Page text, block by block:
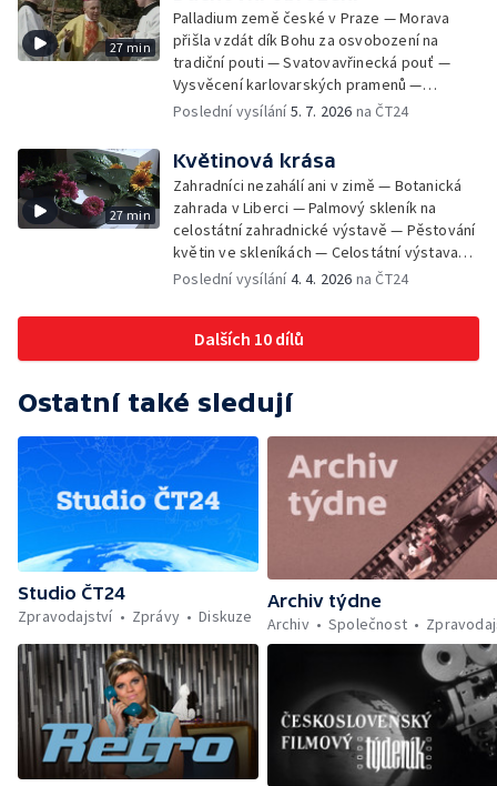
novou odbavovací halu — Značkování
netopýrů v Herlíkovických štolách — Úprava
pražské parkové, sadové a sídlištní zeleně
— Testy na Železničním zkušebním okruhu
Cerhenice — Dubnový sníh na Šumavě
komplikuje práci silničářům — Přísaha
nových příslušníků Pohraniční stráže —
Výcvik jednotek Lidových milicí — Schůzka
prezidenta a premiéra o rozhovor nejen o
nadcházejících volbách — Generální tajemník
NATO v Praze a proces přijetí ČR — Povodeň
na Olomoucku — Povodeň na Mělnicku a
Litoměřicku — Umění do světa roznesly
27 min
Palladium země české v Praze — Morava
přišla vzdát dík Bohu za osvobození na
tradiční pouti — Svatovavřinecká pouť —
Vysvěcení karlovarských pramenů —
Vzpomínka poutníků na Elišku Přemyslovnu
33. pražský arcibiskup
Poslední vysílání5. 7. 2026 na ČT24
27 min
Květinová krása
Zahradníci nezahálí ani v zimě — Botanická
zahrada v Liberci — Palmový skleník na
celostátní zahradnické výstavě — Pěstování
květin ve skleníkách — Celostátní výstava
okrasného zahradnictví v Olomouci —
zemědělské školy — Pěstování konvalinek
— Celostátní výstava okrasného
zahradnictví v Olomouci — Prodejní
— Rododendrony v arboretu u Opavy —
labuti
Poslední vysílání4. 4. 2026 na ČT24
Dalších 10 dílů
Ostatní také sledují
Studio ČT24
Zpravodajství
Zprávy Diskuze
Archiv týdne
Archiv
Společnost